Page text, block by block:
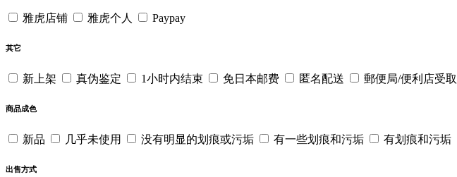
雅虎店铺 雅虎个人 Paypay
其它
新上架 真伪鉴定 1小时内结束 免日本邮费 匿名配送 郵便局/便利店受取
商品成色
新品 几乎未使用 没有明显的划痕或污垢 有一些划痕和污垢 有划痕和污垢
出售方式